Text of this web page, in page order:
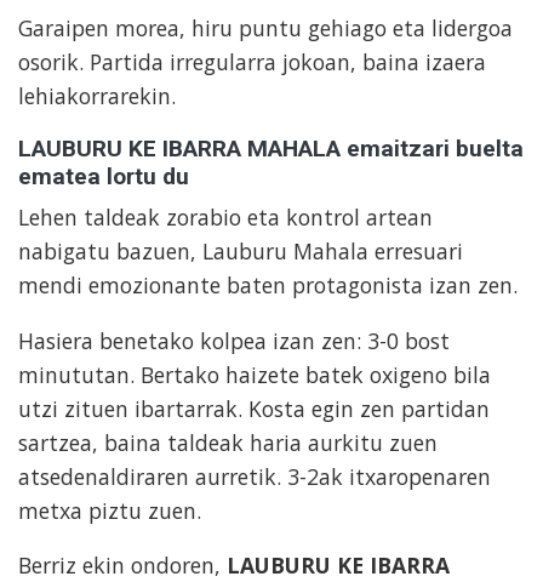
Garaipen morea, hiru puntu gehiago eta lidergoa
osorik. Partida irregularra jokoan, baina izaera
lehiakorrarekin.
LAUBURU KE IBARRA MAHALA emaitzari buelta
ematea lortu du
Lehen taldeak zorabio eta kontrol artean
nabigatu bazuen, Lauburu Mahala erresuari
mendi emozionante baten protagonista izan zen.
Hasiera benetako kolpea izan zen: 3-0 bost
minututan. Bertako haizete batek oxigeno bila
utzi zituen ibartarrak. Kosta egin zen partidan
sartzea, baina taldeak haria aurkitu zuen
atsedenaldiraren aurretik. 3-2ak itxaropenaren
metxa piztu zuen.
Berriz ekin ondoren, LAUBURU KE IBARRA